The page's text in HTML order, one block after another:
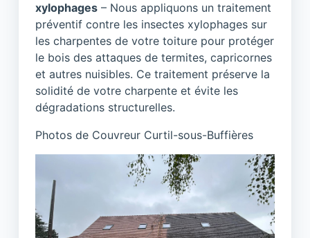
xylophages – Nous appliquons un traitement
préventif contre les insectes xylophages sur
les charpentes de votre toiture pour protéger
le bois des attaques de termites, capricornes
et autres nuisibles. Ce traitement préserve la
solidité de votre charpente et évite les
dégradations structurelles.
Photos de Couvreur Curtil-sous-Buffières